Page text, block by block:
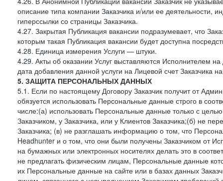
описание типа компании Заказчика и/или ее деятельности,
гиперссылки со страницы Заказчика.
4.27. Закрытая Публикация вакансии подразумевает, что
которым такая Публикация вакансии будет доступна
4.28. Единица измерения Услуги — штуки.
4.29. Акты об оказании Услуг выставляются Исполнителем
дата добавления данной услуги на Лицевой счет Заказчика
5. ЗАЩИТА ПЕРСОНАЛЬНЫХ ДАННЫХ
5.1. Если по настоящему Договору Заказчик получит от
обязуется использовать Персональные данные строго в
числе:(а) использовать Персональные данные только с
Заказчиком, у Заказчика, или у Клиентов Заказчика;(б) не
Заказчика; (в) не разглашать информацию о том, что
Headhunter и о том, что они были получены Заказчиком от
на бумажных или электронных носителях делать это в
не предлагать физическим лицам, Персональные данные
их Персональные данные на сайте или в базах данных